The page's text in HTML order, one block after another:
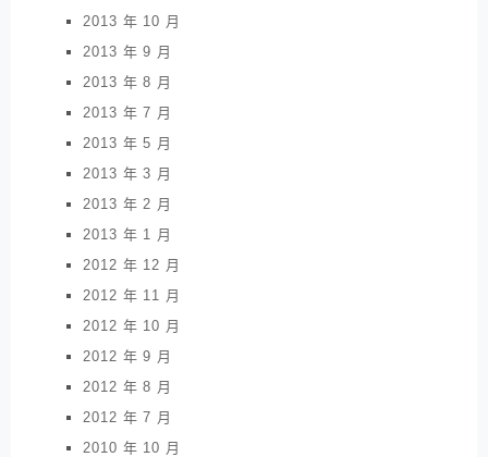
2013 年 10 月
2013 年 9 月
2013 年 8 月
2013 年 7 月
2013 年 5 月
2013 年 3 月
2013 年 2 月
2013 年 1 月
2012 年 12 月
2012 年 11 月
2012 年 10 月
2012 年 9 月
2012 年 8 月
2012 年 7 月
2010 年 10 月